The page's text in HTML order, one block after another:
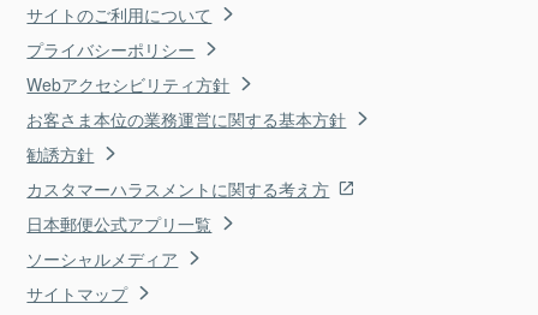
サイトのご利用について
プライバシーポリシー
Webアクセシビリティ方針
お客さま本位の業務運営に関する基本方針
勧誘方針
カスタマーハラスメントに関する考え方
日本郵便公式アプリ一覧
ソーシャルメディア
サイトマップ